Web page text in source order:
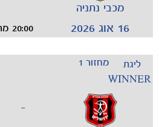
מכבי נתניה
16 אוג 2026 20:00 מרים, נתניה
ליגת
WINNER
מחזור 1
-